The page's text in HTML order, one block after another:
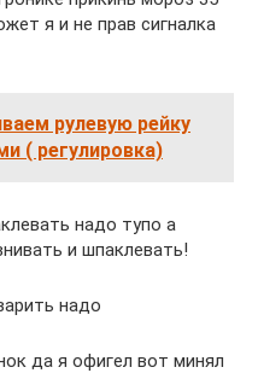
я и не прав сигналка
рулевую рейку
( регулировка)
надо тупо а
и шпаклевать!
надо
да я офигел вот минял